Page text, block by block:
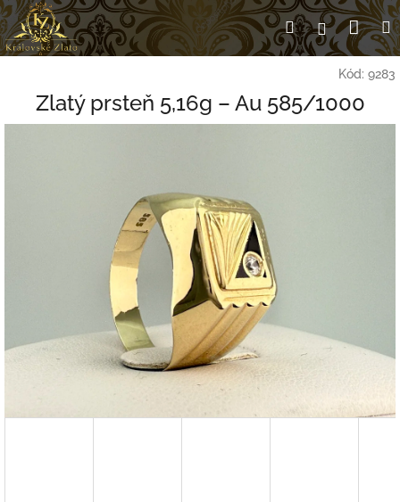
Prejsť
na
obsah
Hľadať
Kód: 9283
Zlatý prsteň 5,16g – Au 585/1000